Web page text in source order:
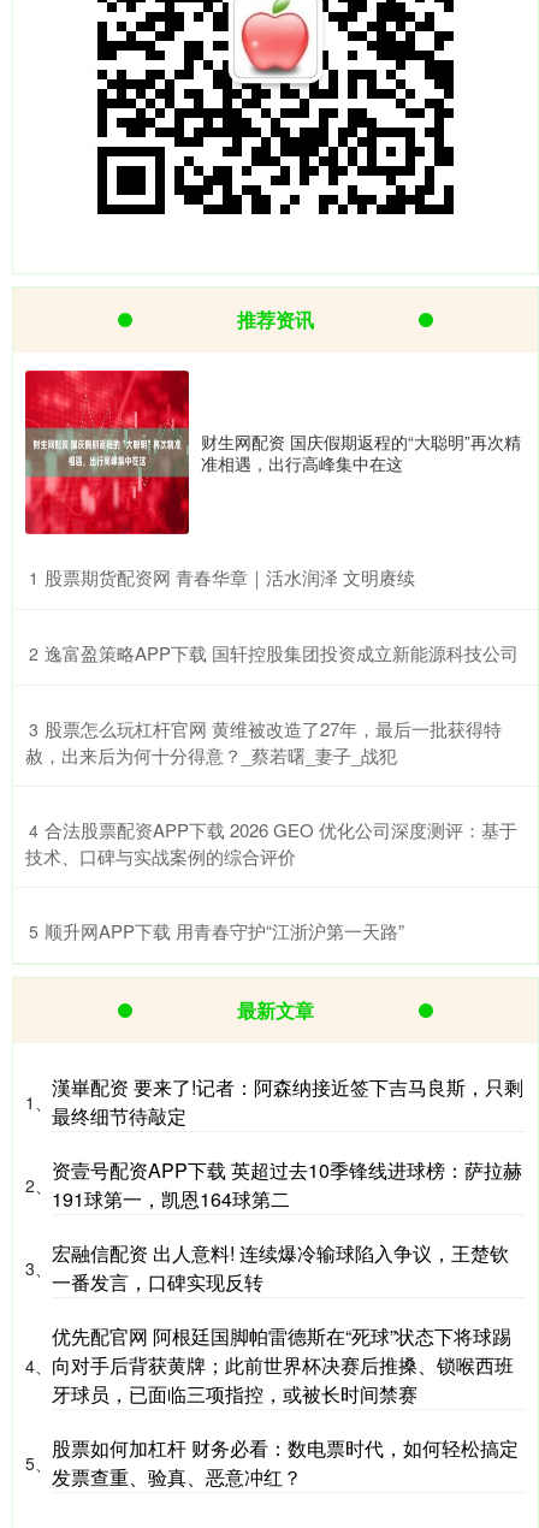
推荐资讯
财生网配资 国庆假期返程的“大聪明”再次精
准相遇，出行高峰集中在这
1 ​股票期货配资网 青春华章｜活水润泽 文明赓续
2 ​逸富盈策略APP下载 国轩控股集团投资成立新能源科技公司
3 ​股票怎么玩杠杆官网 黄维被改造了27年，最后一批获得特
赦，出来后为何十分得意？_蔡若曙_妻子_战犯
4 ​合法股票配资APP下载 2026 GEO 优化公司深度测评：基于
技术、口碑与实战案例的综合评价
5 ​顺升网APP下载 用青春守护“江浙沪第一天路”
最新文章
1、
漢崋配资 要来了!记者：阿森纳接近签下吉马良斯，只剩
最终细节待敲定
2、
资壹号配资APP下载 英超过去10季锋线进球榜：萨拉赫
191球第一，凯恩164球第二
3、
宏融信配资 出人意料! 连续爆冷输球陷入争议，王楚钦
一番发言，口碑实现反转
4、
优先配官网 阿根廷国脚帕雷德斯在“死球”状态下将球踢
向对手后背获黄牌；此前世界杯决赛后推搡、锁喉西班
牙球员，已面临三项指控，或被长时间禁赛
5、
股票如何加杠杆 财务必看：数电票时代，如何轻松搞定
发票查重、验真、恶意冲红？